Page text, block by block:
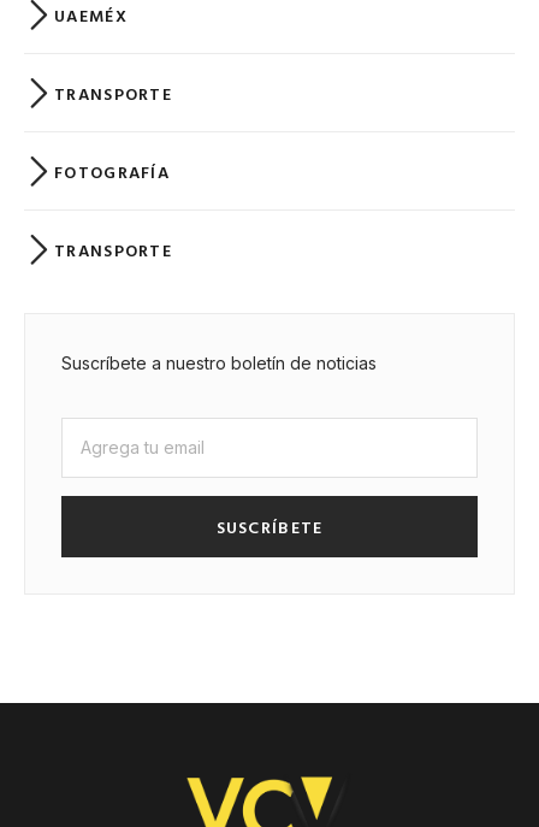
UAEMÉX
TRANSPORTE
FOTOGRAFÍA
TRANSPORTE
Suscríbete a nuestro boletín de noticias
SUSCRÍBETE